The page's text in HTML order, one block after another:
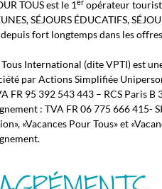
TOUS est le 1er opérateur
SÉJOURS ÉDUCATIFS,
depuis fort longtemps dans les
International (dite VPTI) est
par Actions Simplifiée
FR 95 392 543 443 – RCS Paris B
: TVA FR 06 775 666 415-
«Vacances Pour Tous» et